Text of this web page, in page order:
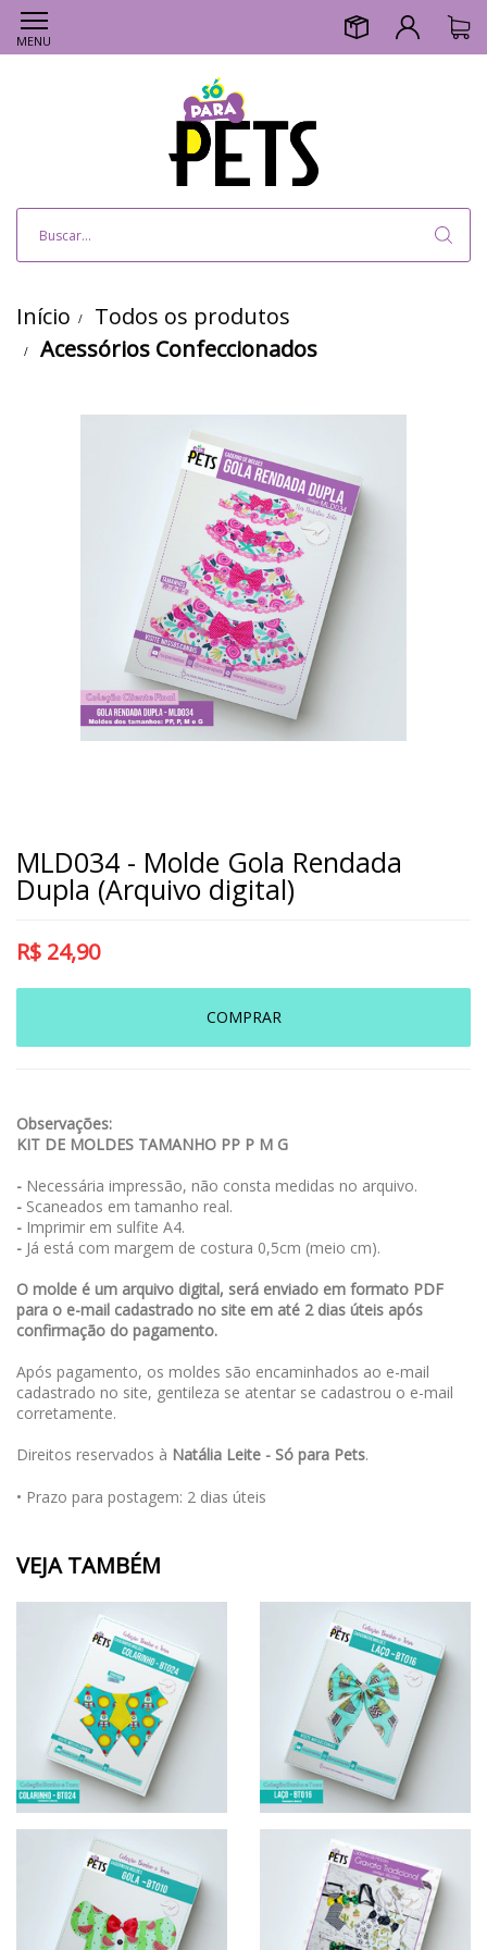
MENU
Início
Todos os produtos
Acessórios Confeccionados
MLD034 - Molde Gola Rendada
Dupla (Arquivo digital)
R$ 24,90
COMPRAR
Observações:
KIT DE MOLDES TAMANHO PP P M G
- Necessária impressão, não consta medidas no arquivo.
- Scaneados em tamanho real.
- Imprimir em sulfite A4.
- Já está com margem de costura 0,5cm (meio cm).
O molde é um arquivo digital, será enviado em formato PDF
para o e-mail cadastrado no site em até 2 dias úteis após
confirmação do pagamento.
Após pagamento, os moldes são encaminhados ao e-mail
cadastrado no site, gentileza se atentar se cadastrou o e-mail
corretamente.
Direitos reservados à Natália Leite - Só para Pets.
• Prazo para postagem: 2 dias úteis
VEJA TAMBÉM